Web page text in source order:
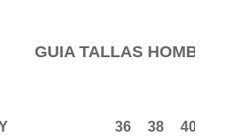
GUIA TALLAS HOMBRE
36 38 40